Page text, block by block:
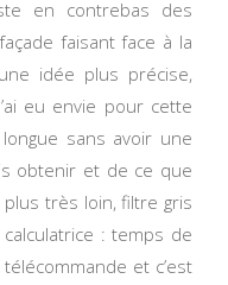
en contrebas des
faisant face à la
idée plus précise,
eu envie pour cette
sans avoir une
obtenir et de ce que
plus très loin, filtre gris
: temps de
et c’est